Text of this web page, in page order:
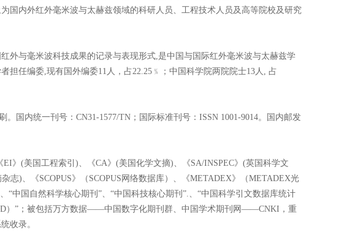
国内外红外毫米波与太赫兹领域的科研人员、工程技术人员及高等院校及研究
外与毫米波科技成果的记录与表现形式,是中国与国际红外毫米波与太赫兹学
担任编委,现有国外编委11 人，占22.25 ﹪；中国科学院两院院士13人 , 占
。国内统一刊号： CN31-1577/TN ；国际标准刊号： ISSN 1001-9014。国内邮发
EI》 (美国工程索引 )、《CA》 (美国化学文摘)、《SA/INSPEC》 (英国科学文
杂志)、《SCOPUS》（ SCOPUS 网络数据库）、《METADEX》（METADEX光
“中国自然科学核心期刊”、“中国科技核心期刊”.、“中国科学引文数据库统计
）”；被包括万方数据——中国数字化期刊群、中国学术期刊网——CNKI ，重
收录。